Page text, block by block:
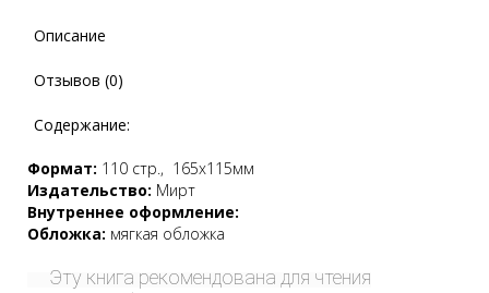
Описание
Отзывов (0)
Содержание:
Формат: 110 стр., 165х115мм
Издательство: Мирт
Внутреннее оформление:
Обложка: мягкая обложка
Эту книга рекомендована для чтения